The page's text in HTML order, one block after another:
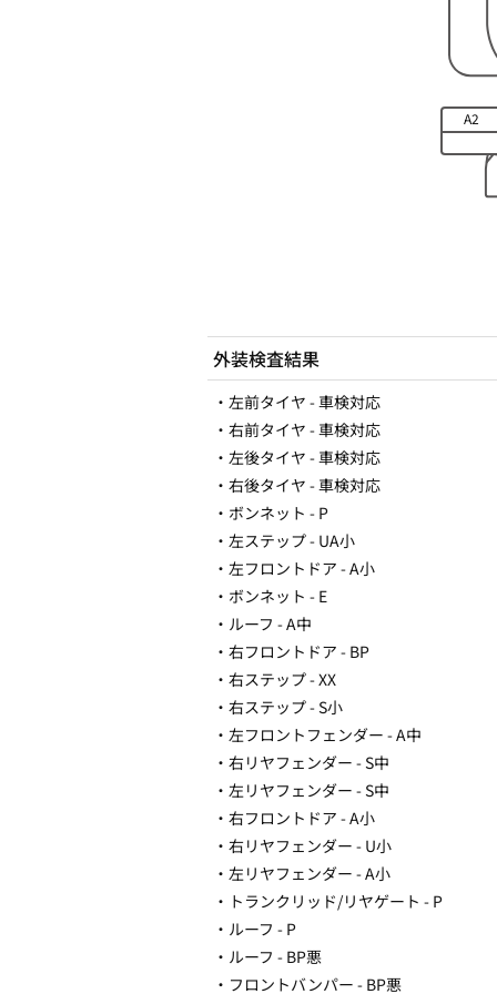
A2
外装検査結果
・左前タイヤ - 車検対応
・右前タイヤ - 車検対応
・左後タイヤ - 車検対応
・右後タイヤ - 車検対応
・ボンネット - P
・左ステップ - UA小
・左フロントドア - A小
・ボンネット - E
・ルーフ - A中
・右フロントドア - BP
・右ステップ - XX
・右ステップ - S小
・左フロントフェンダー - A中
・右リヤフェンダー - S中
・左リヤフェンダー - S中
・右フロントドア - A小
・右リヤフェンダー - U小
・左リヤフェンダー - A小
・トランクリッド/リヤゲート - P
・ルーフ - P
・ルーフ - BP悪
・フロントバンパー - BP悪